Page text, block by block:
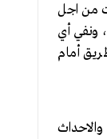
من اجل
ونفي أي
أمام